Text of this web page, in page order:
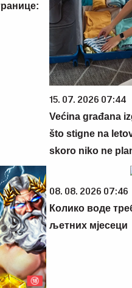
15. 07. 2026 07:44
Većina građana
što stigne na
skoro niko ne
08. 08. 2026 07:46
Колико воде
љетних мјесеци